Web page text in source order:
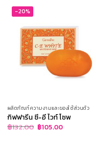
-20%
ผลิตภัณฑ์ความงามและของใช้ส่วนตัว
กิฟฟารีน ซี-อี ไวท์ โซพ
฿132.00 Original
price
฿105.00Current
price